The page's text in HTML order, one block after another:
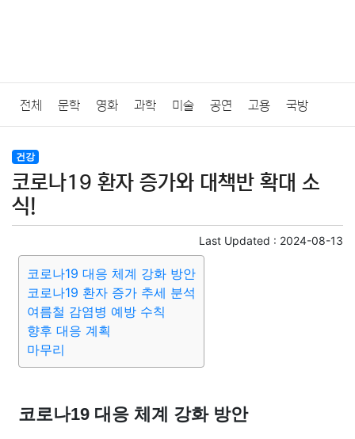
전체 문학 영화 과학 미술 공연 고용 국방
법률
질병 가요 방송 일상 주식 암호화폐 블록체인
미용 증권 인테리어
요리 상품리뷰 원예 금융
대출 자동차 취미 여행
종교 사회 정치 건강 의료
부동산 외국어 교육 교통 생활 기타
건강
코로나19 환자 증가와 대책반 확대 소
식!
Last Updated : 2024-08-13
코로나19 대응 체계 강화 방안
코로나19 환자 증가 추세 분석
여름철 감염병 예방 수칙
향후 대응 계획
마무리
코로나19 대응 체계 강화 방안